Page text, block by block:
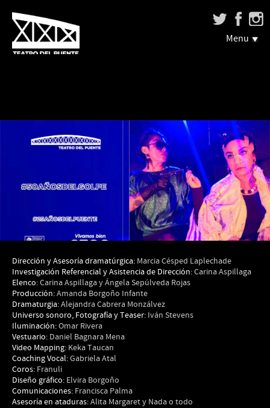
Menu
Dirección y Asesoría dramatúrgica: Marcia Césped Laplechade
Investigación Referencial y Asistencia de Dirección:Carina Aspillaga
Elenco:Carina Aspillaga y Ángela Sepúlveda Rojas
Producción:Amanda Borgoño Infante
Dramaturgia:Alejandra Cabrera Monzálvez
Universo sonoro, Fotografía y Teaser: Iván Stevens
Iluminación:Omar Rivera
Vestuario: Daniel Bagnara Mena
Video Mapping: Keka Taucan
Coaching Vocal:Gabriela Atal
Coros: Franuli
Diseño gráfico: Elvira Borgoño
Comunicaciones: Francisca Palma
Asesoría en ataduras:Alita Margaret y Nada o todo